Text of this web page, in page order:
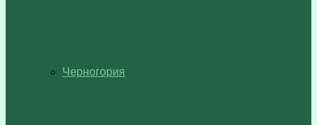
Черногория